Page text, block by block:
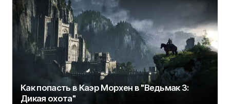
Как попасть в Каэр Морхен в "Ведьмак 3:
Дикая охота"